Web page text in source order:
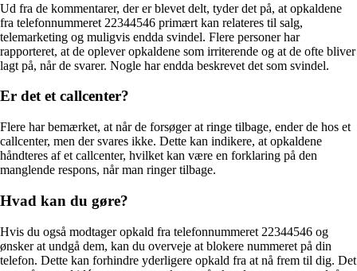
Ud fra de kommentarer, der er blevet delt, tyder det på, at opkaldene
fra telefonnummeret 22344546 primært kan relateres til salg,
telemarketing og muligvis endda svindel. Flere personer har
rapporteret, at de oplever opkaldene som irriterende og at de ofte bliver
lagt på, når de svarer. Nogle har endda beskrevet det som svindel.
Er det et callcenter?
Flere har bemærket, at når de forsøger at ringe tilbage, ender de hos et
callcenter, men der svares ikke. Dette kan indikere, at opkaldene
håndteres af et callcenter, hvilket kan være en forklaring på den
manglende respons, når man ringer tilbage.
Hvad kan du gøre?
Hvis du også modtager opkald fra telefonnummeret 22344546 og
ønsker at undgå dem, kan du overveje at blokere nummeret på din
telefon. Dette kan forhindre yderligere opkald fra at nå frem til dig. Det